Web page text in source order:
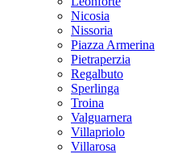
Nicosia
Nissoria
Piazza Armerina
Pietraperzia
Regalbuto
Sperlinga
Troina
Valguarnera
Villapriolo
Villarosa